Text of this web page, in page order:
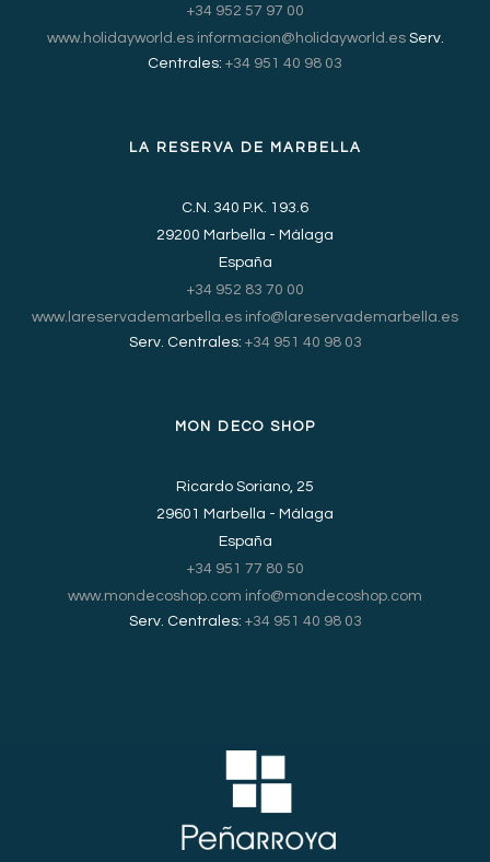
+34 952 57 97 00
www.holidayworld.es informacion@holidayworld.esServ.
Centrales: +34 951 40 98 03
LA RESERVA DE MARBELLA
C.N. 340 P.K. 193.6
29200 Marbella - Málaga
España
+34 952 83 70 00
www.lareservademarbella.es info@lareservademarbella.es
Serv. Centrales: +34 951 40 98 03
MON DECO SHOP
Ricardo Soriano, 25
29601 Marbella - Málaga
España
+34 951 77 80 50
www.mondecoshop.com info@mondecoshop.com
Serv. Centrales: +34 951 40 98 03